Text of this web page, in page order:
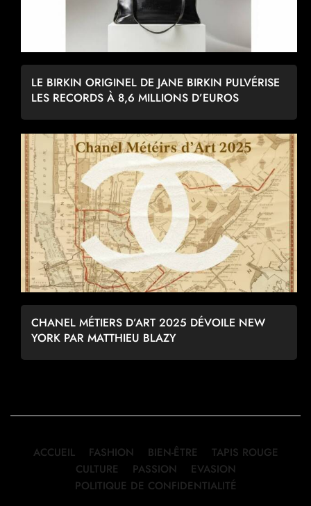
LE BIRKIN ORIGINEL DE JANE BIRKIN PULVÉRISE
LES RECORDS À 8,6 MILLIONS D’EUROS
CHANEL MÉTIERS D’ART 2025 DÉVOILE NEW
YORK PAR MATTHIEU BLAZY
ACCUEIL FASHION BIEN-ÊTRE
TAPIS ROUGE
CULTURE
PASSION
EVASION
POLITIQUE DE CONFIDENTIALITÉ